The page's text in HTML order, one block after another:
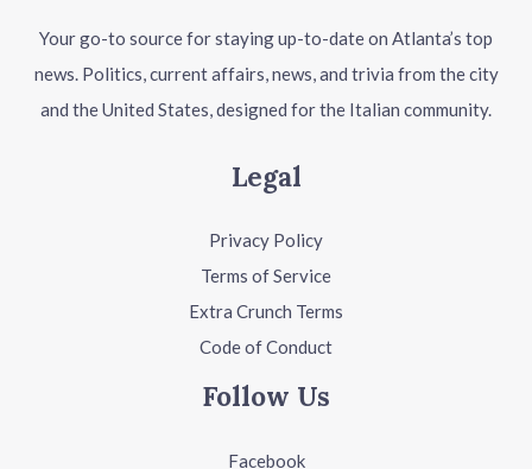
Your go-to source for staying up-to-date on Atlanta’s top
news. Politics, current affairs, news, and trivia from the city
and the United States, designed for the Italian community.
Legal
Privacy Policy
Terms of Service
Extra Crunch Terms
Code of Conduct
Follow Us
Facebook